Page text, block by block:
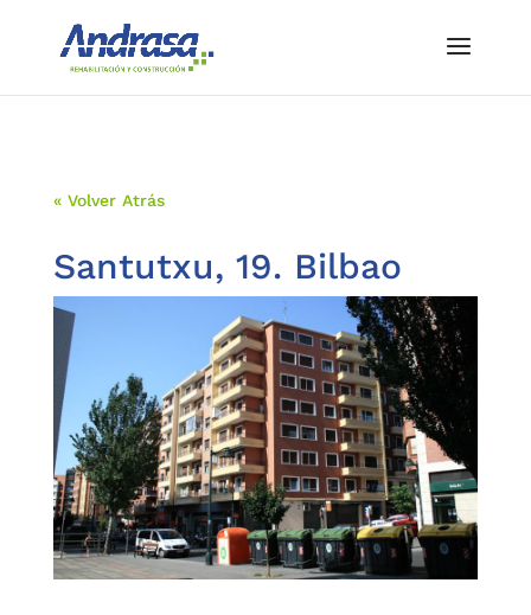
« Volver Atrás
Santutxu, 19. Bilbao